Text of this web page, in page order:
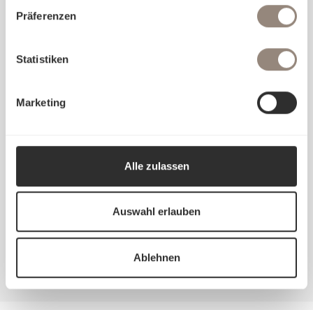
Präferenzen
Statistiken
Marketing
Alle zulassen
Auswahl erlauben
Ablehnen
Herzlichen Dank für Ihre Meinung
Alle verifizierten Bewertungen